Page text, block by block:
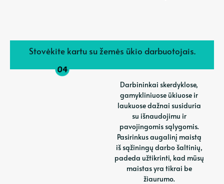
Stovėkite kartu su žemės ūkio darbuotojais.
Darbininkai skerdyklose,
gamykliniuose ūkiuose ir
laukuose dažnai susiduria
su išnaudojimu ir
pavojingomis sąlygomis.
Pasirinkus augalinį maistą
iš sąžiningų darbo šaltinių,
padeda užtikrinti, kad mūsų
maistas yra tikrai be
žiaurumo.